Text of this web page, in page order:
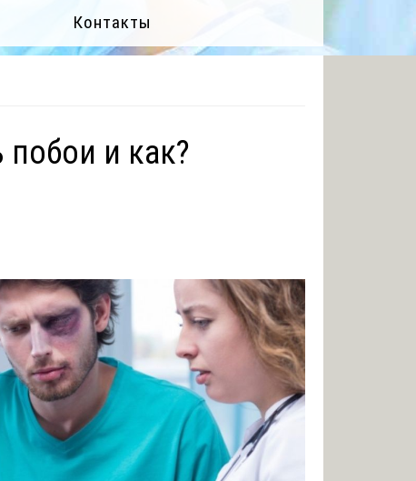
Контакты
побои и как?